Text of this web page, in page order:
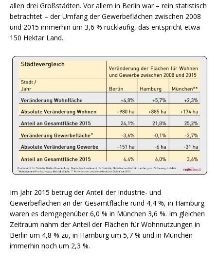
allen drei Großstädten. Vor allem in Berlin war – rein statistisch
betrachtet – der Umfang der Gewerbeflächen zwischen 2008
und 2015 immerhin um 3,6 % rückläufig, das entspricht etwa
150 Hektar Land.
Im Jahr 2015 betrug der Anteil der Industrie- und
Gewerbeflächen an der Gesamtfläche rund 4,4 %, in Hamburg
waren es demgegenüber 6,0 % in München 3,6 %. Im gleichen
Zeitraum nahm der Anteil der Flächen für Wohnnutzungen in
Berlin um 4,8 % zu, in Hamburg um 5,7 % und in München
immerhin noch um 2,3 %.